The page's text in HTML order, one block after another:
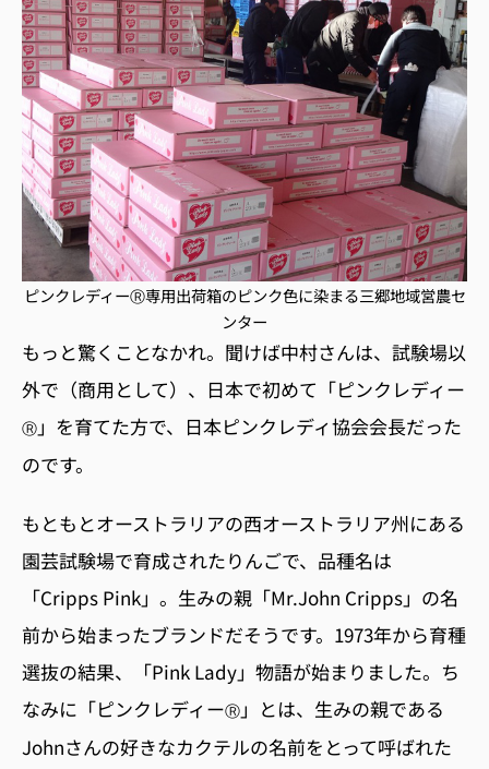
ピンクレディーⓇ専用出荷箱のピンク色に染まる三郷地域営農セ
ンター
もっと驚くことなかれ。聞けば中村さんは、試験場以
外で（商用として）、日本で初めて「ピンクレディー
Ⓡ 」を育てた方で、日本ピンクレディ協会会長だった
のです。
もともとオーストラリアの西オーストラリア州にある
園芸試験場で育成されたりんごで、品種名は
「Cripps Pink」。生みの親「Mr.John Cripps」の名
前から始まったブランドだそうです。1973年から育種
選抜の結果、「Pink Lady」物語が始まりました。ち
なみに「ピンクレディーⓇ 」とは、生みの親である
Johnさんの好きなカクテルの名前をとって呼ばれた